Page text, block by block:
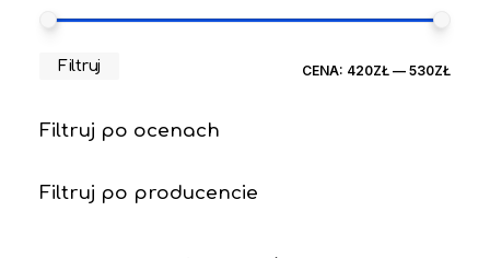
Filtruj CENA: 420ZŁ — 530ZŁ
Filtruj po ocenach
Filtruj po producencie